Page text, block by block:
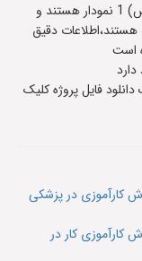
معمولا نمودارهای ای آر، موردکاربرد(یوزکیس) 1 نمودار هستند و
داده حدودا 5 یا 6 صفحه هستند،اطلاعات دقیق
است
فایل پروژه کلیک
کارآموزی در پزشکی
کارآموزی کار در